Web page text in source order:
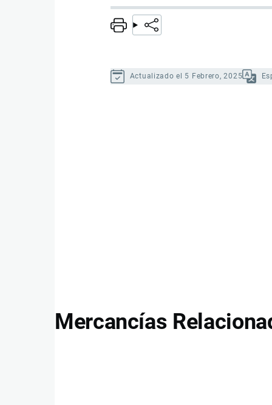
Actualizado el 5 Febrero, 2025
Mercancías